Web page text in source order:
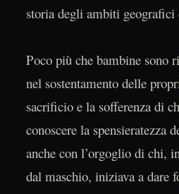
storia degli ambiti geografici
Poco più che bambine sono
nel sostentamento delle
sacrificio e la sofferenza di
conoscere la spensieratezza
anche con l’orgoglio di chi,
dal maschio, iniziava a dare